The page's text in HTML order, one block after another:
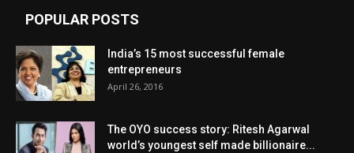
POPULAR POSTS
India’s 15 most successful female
entrepreneurs
April 26, 2016
The OYO success story: Ritesh Agarwal
world’s youngest self made billionaire...